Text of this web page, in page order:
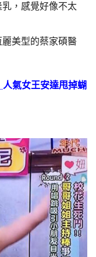
，感覺好像不太
美型的蔡家碩醫
氣女王安達甩掉蝴